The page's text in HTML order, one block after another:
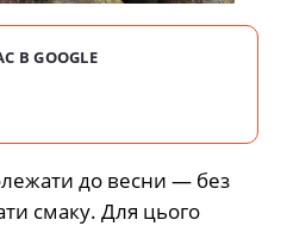
В GOOGLE
до весни — без
смаку. Для цього